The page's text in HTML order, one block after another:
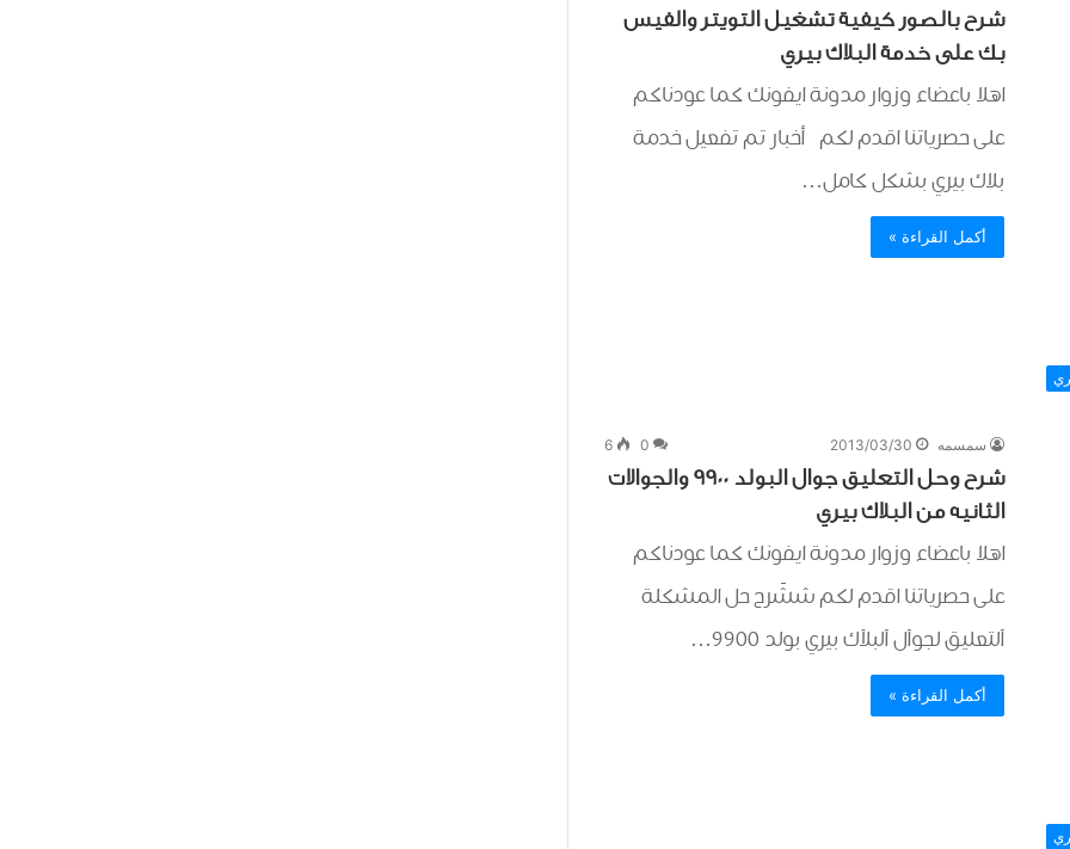
شرح بالصور كيفية تشغيل التويتر والفيس
بك على خدمة البلاك بيري
اهلا باعضاء وزوار مدونة ايفونك كما عودناكم
على حصرياتنا اقدم لكم أخبار تم تفعيل خدمة
بلاك بيري بشكل كامل…
أكمل القراءة »
سمسمه 2013/03/30
0
6
شرح وحل التعليق جوال البولد 9900 والجوالات
الثانيه من البلاك بيري
اهلا باعضاء وزوار مدونة ايفونك كما عودناكم
على حصرياتنا اقدم لكم ششَرح حل المشكلة
آلتعليق لجوآل آلبلآك بيري بولد 9900…
أكمل القراءة »